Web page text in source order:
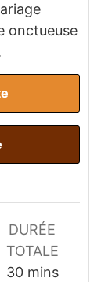
onctueuse
DURÉE
TOTALE
30minutes
mins